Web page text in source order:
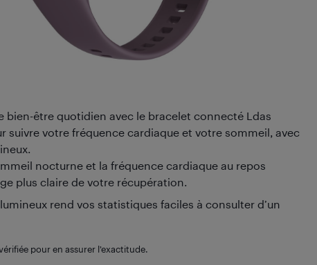
bien-être quotidien avec le bracelet connecté Ldas
suivre votre fréquence cardiaque et votre sommeil, avec
nocturne et la fréquence cardiaque au repos
plus claire de votre récupération.
lumineux rend vos statistiques faciles à consulter d’un
pour en assurer l’exactitude.